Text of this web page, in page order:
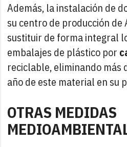
Además, la instalación de
su centro de producción de
sustituir de forma integral
embalajes de plástico por
reciclable, eliminando más
año de este material en su
OTRAS MEDIDAS